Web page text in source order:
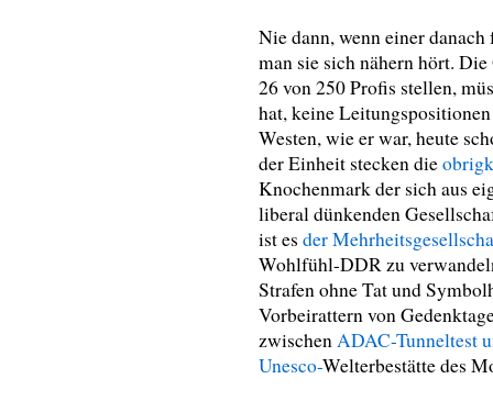
Nie dann, wenn einer
man sie sich nähern hört.
26 von 250 Profis stellen,
hat, keine
Westen, wie er war, heute
der Einheit stecken die
Knochenmark der sich aus
liberal dünkenden
ist es der
Wohlfühl-DDR zu
Strafen ohne Tat und
Vorbeirattern von
zwischen ADAC-Tunneltest
Unesco-Welterbestätte des